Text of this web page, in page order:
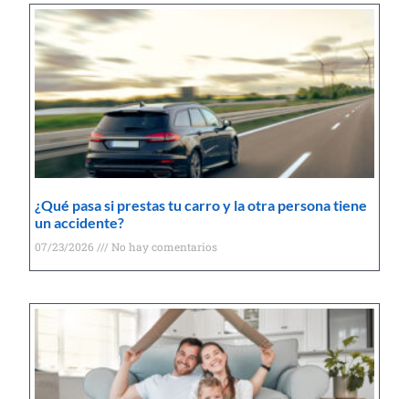
¿Qué pasa si prestas tu carro y la otra persona tiene
un accidente?
07/23/2026 No hay comentarios